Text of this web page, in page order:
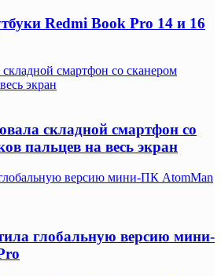
Redmi Book Pro 14 и 16
складной смартфон со сканером
экран
складной смартфон со
пальцев на весь экран
версию мини-ПК AtomMan
глобальную версию мини-